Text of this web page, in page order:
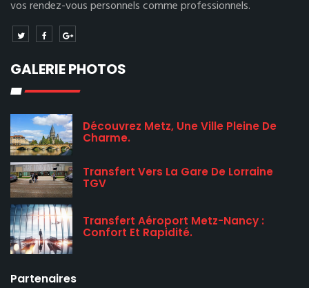
vos rendez-vous personnels comme professionnels.
GALERIE PHOTOS
Découvrez Metz, Une Ville Pleine De
Charme.
Transfert Vers La Gare De Lorraine
TGV
Transfert Aéroport Metz-Nancy :
Confort Et Rapidité.
Partenaires